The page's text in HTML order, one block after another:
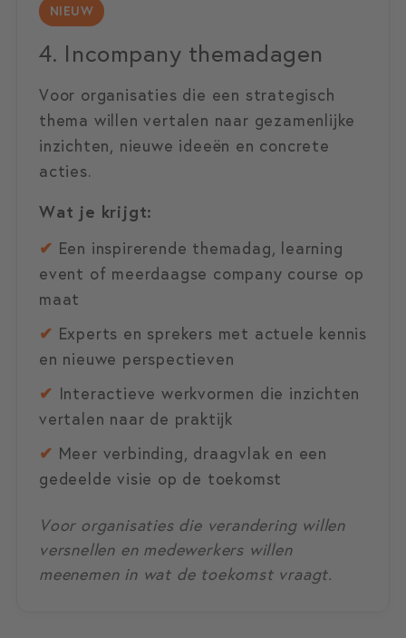
NIEUW
4. Incompany themadagen
Voor organisaties die een strategisch
thema willen vertalen naar gezamenlijke
inzichten, nieuwe ideeën en concrete
acties.
Wat je krijgt:
✔ Een inspirerende themadag, learning
event of meerdaagse company course op
maat
✔ Experts en sprekers met actuele kennis
en nieuwe perspectieven
✔ Interactieve werkvormen die inzichten
vertalen naar de praktijk
✔ Meer verbinding, draagvlak en een
gedeelde visie op de toekomst
Voor organisaties die verandering willen
versnellen en medewerkers willen
meenemen in wat de toekomst vraagt.